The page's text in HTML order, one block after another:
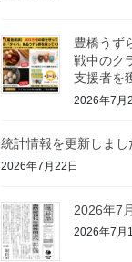
豊橋うず
戦中のク
支援者を
2026年7月
統計情報を更新しまし
2026年7月22日
2026年7
2026年7月